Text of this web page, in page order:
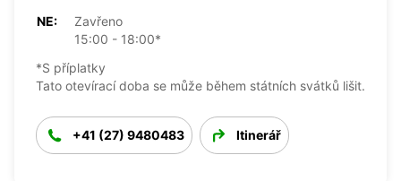
NE:
Zavřeno
15:00 - 18:00*
*S příplatky
Tato otevírací doba se může během státních svátků lišit.
+41 (27) 9480483 Itinerář